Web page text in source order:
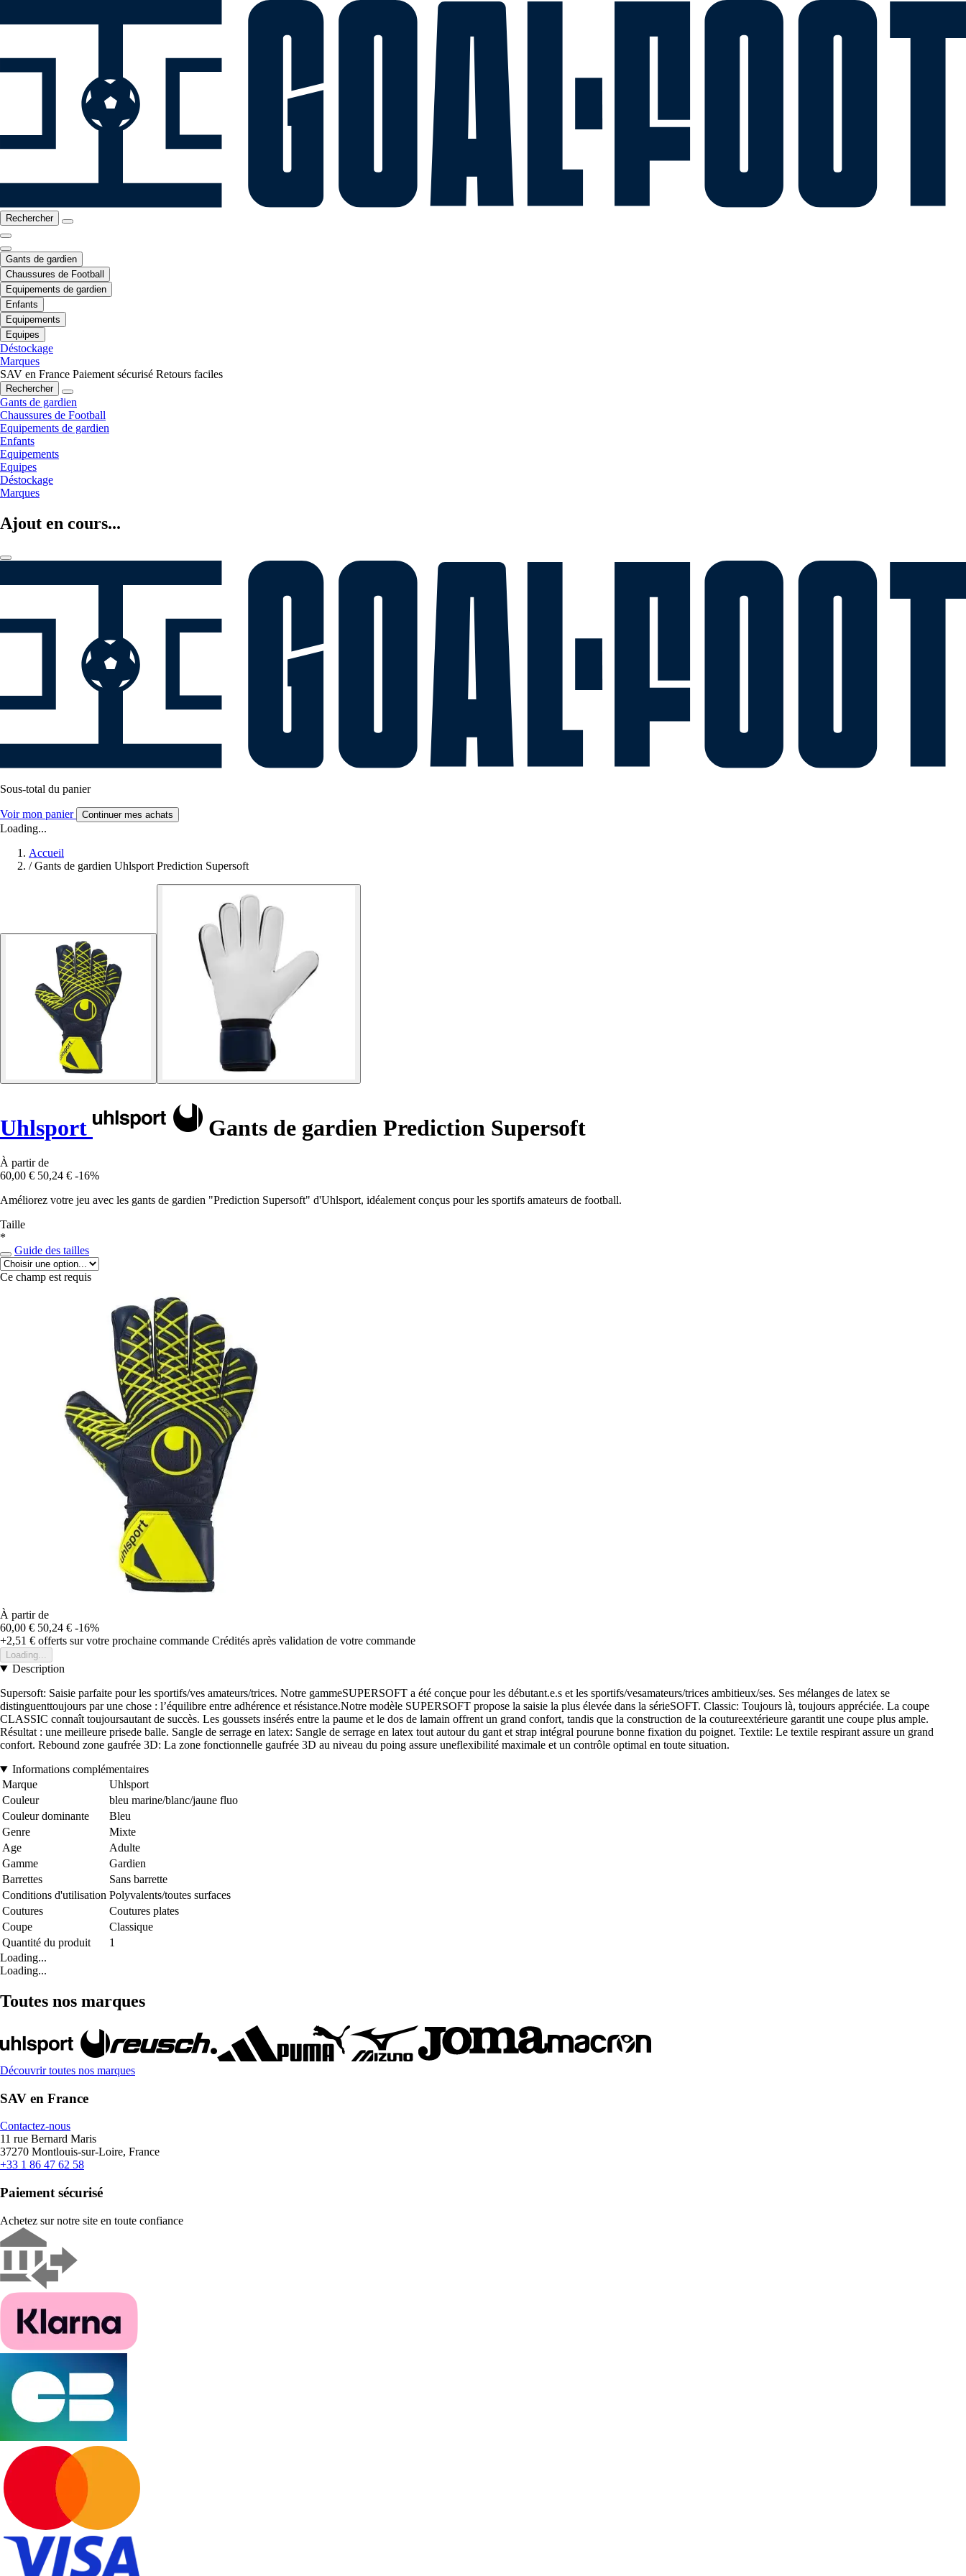
Rechercher
Gants de gardien
Chaussures de Football
Equipements de gardien
Enfants
Equipements
Equipes
Déstockage
Marques
SAV en France Paiement sécurisé Retours faciles
Rechercher
Gants de gardien
Chaussures de Football
Equipements de gardien
Enfants
Equipements
Equipes
Déstockage
Marques
Ajout en cours...
Sous-total du panier
Voir mon panier Continuer mes achats
Loading...
Accueil
/ Gants de gardien Uhlsport Prediction Supersoft
Uhlsport Gants de gardien Prediction Supersoft
À partir de
60,00 € 50,24 € -16%
Améliorez votre jeu avec les gants de gardien "Prediction Supersoft" d'Uhlsport, idéalement conçus pour les sportifs amateurs de football.
Taille
*
Guide des tailles
Ce champ est requis
À partir de
60,00 € 50,24 € -16%
+2,51 € offerts sur votre prochaine commande Crédités après validation de votre commande
Loading...
Description
Supersoft: Saisie parfaite pour les sportifs/ves amateurs/trices. Notre gammeSUPERSOFT a été conçue pour les débutant.e.s et les sportifs/vesamateurs/trices ambitieux/ses. Ses mélanges de latex se
distinguenttoujours par une chose : l’équilibre entre adhérence et résistance.Notre modèle SUPERSOFT propose la saisie la plus élevée dans la sérieSOFT. Classic: Toujours là, toujours appréciée. La coupe
CLASSIC connaît toujoursautant de succès. Les goussets insérés entre la paume et le dos de lamain offrent un grand confort, tandis que la construction de la coutureextérieure garantit une coupe plus ample.
Résultat : une meilleure prisede balle. Sangle de serrage en latex: Sangle de serrage en latex tout autour du gant et strap intégral pourune bonne fixation du poignet. Textile: Le textile respirant assure un grand
confort. Rebound zone gaufrée 3D: La zone fonctionnelle gaufrée 3D au niveau du poing assure uneflexibilité maximale et un contrôle optimal en toute situation.
Informations complémentaires
Marque
Uhlsport
Couleur
bleu marine/blanc/jaune fluo
Couleur dominante
Bleu
Genre
Mixte
Age
Adulte
Gamme
Gardien
Barrettes
Sans barrette
Conditions d'utilisation Polyvalents/toutes surfaces
Coutures
Coutures plates
Coupe
Classique
Quantité du produit
1
Loading...
Loading...
Toutes nos marques
Découvrir toutes nos marques
SAV en France
Contactez-nous
11 rue Bernard Maris
37270 Montlouis-sur-Loire, France
+33 1 86 47 62 58
Paiement sécurisé
Achetez sur notre site en toute confiance